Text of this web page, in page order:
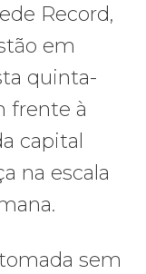
Record,
em
quinta-
frente à
capital
na escala
sem